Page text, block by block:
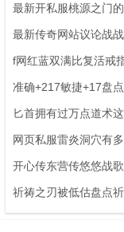
最新开私服桃源之门
最新传奇网站议论战
f网红蓝双满比复活戒
准确+217敏捷+17盘
匕首拥有过万点道术
网页私服雷炎洞穴有
开心传东营传悠悠战
祈祷之刃被低估盘点